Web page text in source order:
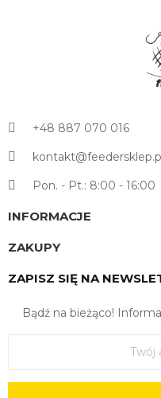
+48 887 070 016
Pon. - Pt.: 8:00 - 16:00
INFORMACJE
ZAKUPY
ZAPISZ SIĘ NA
Bądź na bieżąco!